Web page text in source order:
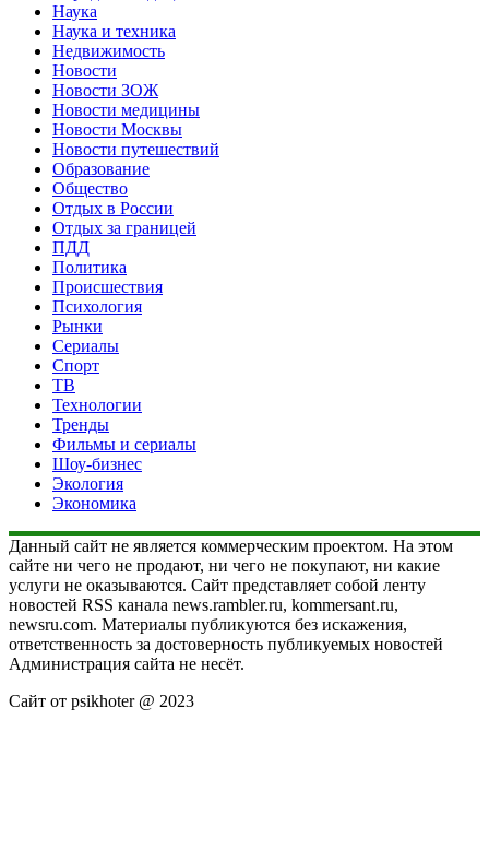
Наука
Наука и техника
Недвижимость
Новости
Новости ЗОЖ
Новости медицины
Новости Москвы
Новости путешествий
Образование
Общество
Отдых в России
Отдых за границей
ПДД
Политика
Происшествия
Психология
Рынки
Сериалы
Спорт
ТВ
Технологии
Тренды
Фильмы и сериалы
Шоу-бизнес
Экология
Экономика
Данный сайт не является коммерческим проектом. На этом
сайте ни чего не продают, ни чего не покупают, ни какие
услуги не оказываются. Сайт представляет собой ленту
новостей RSS канала news.rambler.ru, kommersant.ru,
newsru.com. Материалы публикуются без искажения,
ответственность за достоверность публикуемых новостей
Администрация сайта не несёт.
Сайт от psikhoter @ 2023